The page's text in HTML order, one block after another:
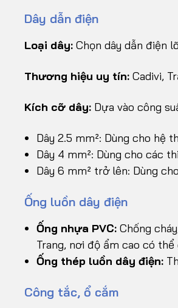
Dây dẫn điện
Loại dây: Chọn dây dẫn điện
Thương hiệu uy tín: Cadivi,
Kích cỡ dây: Dựa vào công
Dây 2.5 mm²: Dùng cho hệ
Dây 4 mm²: Dùng cho các
Dây 6 mm² trở lên: Dùng
Ống luồn dây điện
Ống nhựa PVC: Chống
Trang, nơi độ ẩm cao có
Ống thép luồn dây điện:
Công tắc, ổ cắm